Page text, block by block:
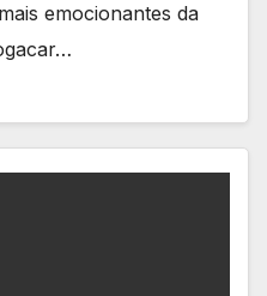
emocionantes da